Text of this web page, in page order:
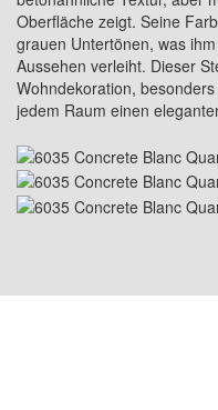
Oberfläche zeigt. Seine
grauen Untertönen, was
Aussehen verleiht. Dieser
Wohndekoration,
jedem Raum einen